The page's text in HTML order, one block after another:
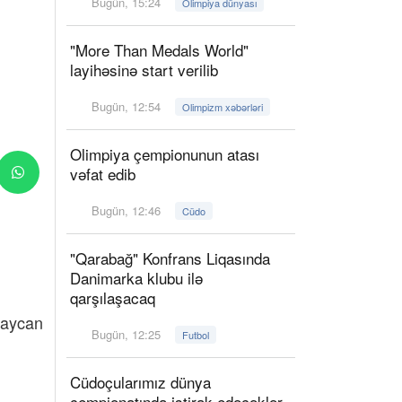
"More Than Medals World"
layihəsinə start verilib
Bugün, 12:54 Olimpizm xəbərləri
Olimpiya çempionunun atası
vəfat edib
Bugün, 12:46 Cüdo
"Qarabağ" Konfrans Liqasında
Danimarka klubu ilə
qarşılaşacaq
Bugün, 12:25 Futbol
Cüdoçularımız dünya